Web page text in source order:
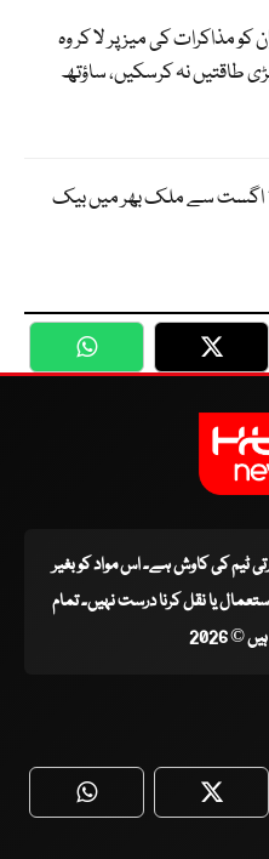
کو مذاکرات کی میز پر لا کر وہ
بڑی طاقتیں نہ کرسکیں، ساؤتھ
جماعت اسلامی کا 16 اگست سے ملک بھر میں بیک
WhatsApp
ٹیم کی کاوش ہے۔ اس مواد کو بغیر
یا نقل کرنا درست نہیں۔ تمام
2026
WhatsApp